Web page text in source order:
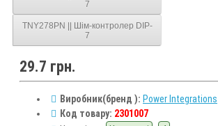
7
TNY278PN || Шім-контролер DIP-
7
29.7 грн.
Виробник(бренд ): Power Integrations
Код товару: 2301007